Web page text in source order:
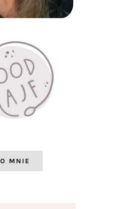
O MNIE